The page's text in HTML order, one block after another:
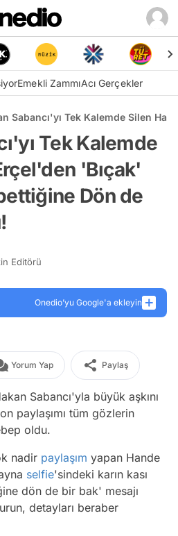
Emekli ZammıAcı Gerçekler
Sabancı'yı Tek Kalemde Silen
Tek Kalemde
'Bıçak'
Dön de
Editörü
Onedio’yu Google'a ekleyin
Yorum Yap Paylaş
Sabancı'yla büyük aşkını
paylaşımı tüm gözlerin
oldu.
nadir paylaşım yapan Hande
selfie'sindeki karın kası
dön de bir bak' mesajı
detayları beraber